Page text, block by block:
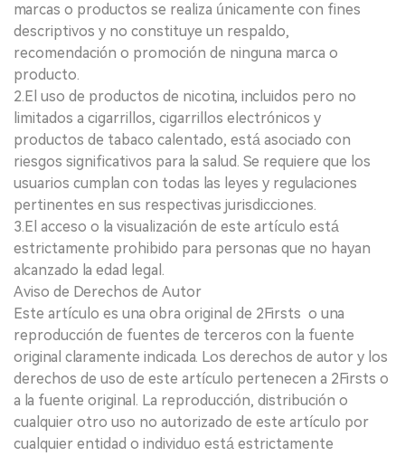
marcas o productos se realiza únicamente con fines
descriptivos y no constituye un respaldo,
recomendación o promoción de ninguna marca o
producto.
2.El uso de productos de nicotina, incluidos pero no
limitados a cigarrillos, cigarrillos electrónicos y
productos de tabaco calentado, está asociado con
riesgos significativos para la salud. Se requiere que los
usuarios cumplan con todas las leyes y regulaciones
pertinentes en sus respectivas jurisdicciones.
3.El acceso o la visualización de este artículo está
estrictamente prohibido para personas que no hayan
alcanzado la edad legal.
Aviso de Derechos de Autor
Este artículo es una obra original de 2Firsts o una
reproducción de fuentes de terceros con la fuente
original claramente indicada. Los derechos de autor y los
derechos de uso de este artículo pertenecen a 2Firsts o
a la fuente original. La reproducción, distribución o
cualquier otro uso no autorizado de este artículo por
cualquier entidad o individuo está estrictamente